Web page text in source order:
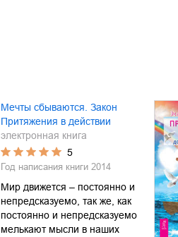
Мечты сбываются. Закон
Притяжения в действии
электронная книга
5
Год написания книги 2014
Мир движется – постоянно и
непредсказуемо, так же, как
постоянно и непредсказуемо
мелькают мысли в наших